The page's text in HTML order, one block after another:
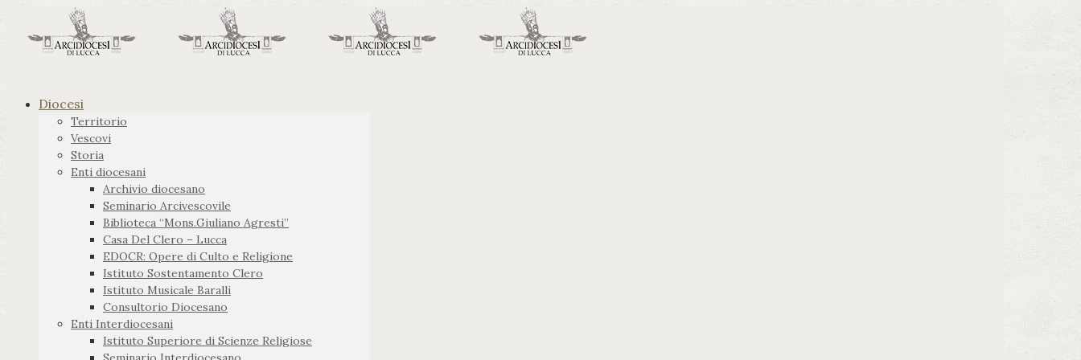
Diocesi
Territorio
Vescovi
Storia
Enti diocesani
Archivio diocesano
Seminario Arcivescovile
Biblioteca “Mons.Giuliano Agresti”
Casa Del Clero – Lucca
EDOCR: Opere di Culto e Religione
Istituto Sostentamento Clero
Istituto Musicale Baralli
Consultorio Diocesano
Enti Interdiocesani
Istituto Superiore di Scienze Religiose